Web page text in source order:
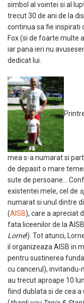
simbol al vointei si al
trecut 30 de ani de la
continua sa fie inspirati
Fox (si de foarte multe
iar pana ieri nu
dedicat lui.
mea s-a numarat si
de depasit o mare
sute de persoane…
existentei mele, cel de
numarat si unul dintre
(AISB), care a apreciat
fata liceenilor de la
Lorne!). Tot atunci,
il organizeaza AISB in
pentru sustinerea
cu cancerul), invitandu-
au trecut aproape 10
fiind dublata si de cea